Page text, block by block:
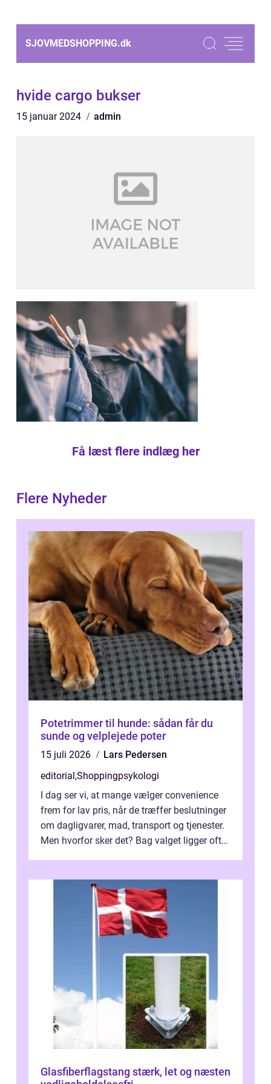
SJOVMEDSHOPPING.dk
hvide cargo bukser
15 januar 2024 admin
Få læst flere indlæg her
Flere Nyheder
Potetrimmer til hunde: sådan får du
sunde og velplejede poter
15 juli 2026
Lars Pedersen
editorial,Shoppingpsykologi
I dag ser vi, at mange vælger convenience
frem for lav pris, når de træffer beslutninger
om dagligvarer, mad, transport og tjenester.
Men hvorfor sker det? Bag valget ligger ofte
Glasfiberflagstang stærk, let og næsten